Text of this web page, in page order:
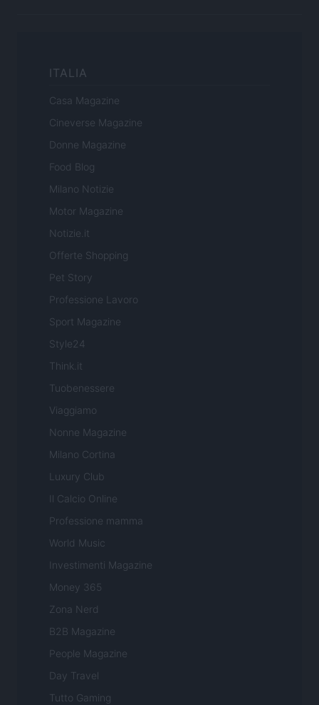
ITALIA
Casa Magazine
Cineverse Magazine
Donne Magazine
Food Blog
Milano Notizie
Motor Magazine
Notizie.it
Offerte Shopping
Pet Story
Professione Lavoro
Sport Magazine
Style24
Think.it
Tuobenessere
Viaggiamo
Nonne Magazine
Milano Cortina
Luxury Club
Il Calcio Online
Professione mamma
World Music
Investimenti Magazine
Money 365
Zona Nerd
B2B Magazine
People Magazine
Day Travel
Tutto Gaming